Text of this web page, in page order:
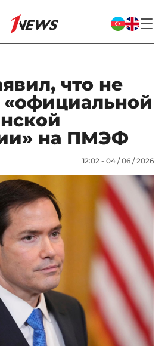
что не
«официальной
на ПМЭФ
12:02 - 04 / 06 / 2026